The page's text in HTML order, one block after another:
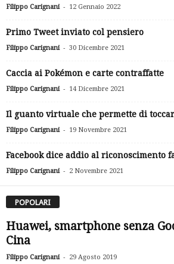
Filippo Carignani - 12 Gennaio 2022
Primo Tweet inviato col pensiero
Filippo Carignani - 30 Dicembre 2021
Caccia ai Pokémon e carte contraffatte
Filippo Carignani - 14 Dicembre 2021
Il guanto virtuale che permette di
Filippo Carignani - 19 Novembre 2021
Facebook dice addio al riconoscimento
Filippo Carignani - 2 Novembre 2021
POPOLARI
Huawei, smartphone senza
Cina
Filippo Carignani - 29 Agosto 2019